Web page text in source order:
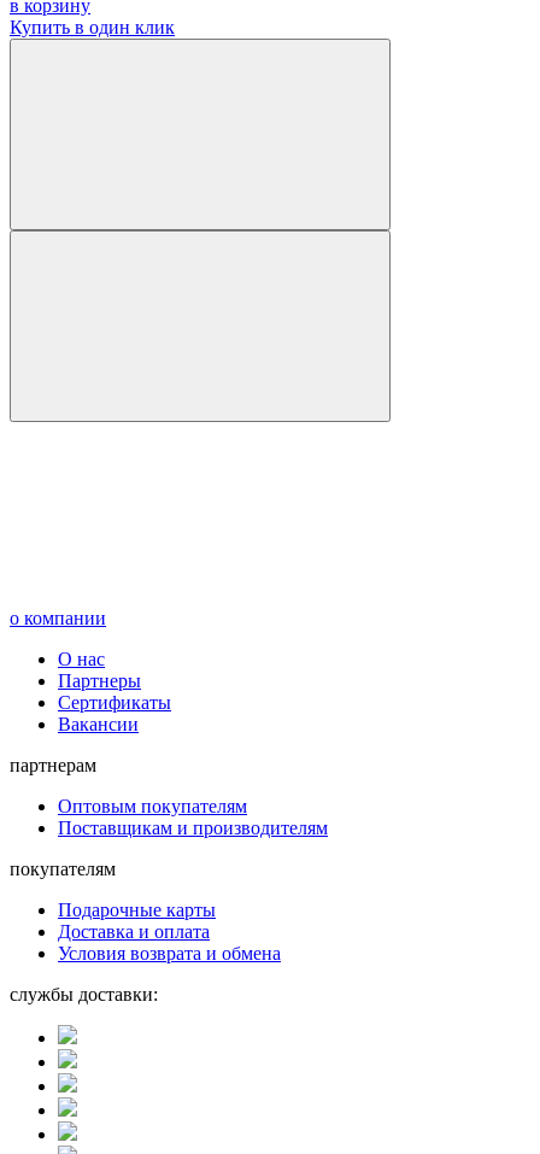
в корзину
Купить в один клик
о компании
О нас
Партнеры
Сертификаты
Вакансии
партнерам
Оптовым покупателям
Поставщикам и производителям
покупателям
Подарочные карты
Доставка и оплата
Условия возврата и обмена
службы доставки: